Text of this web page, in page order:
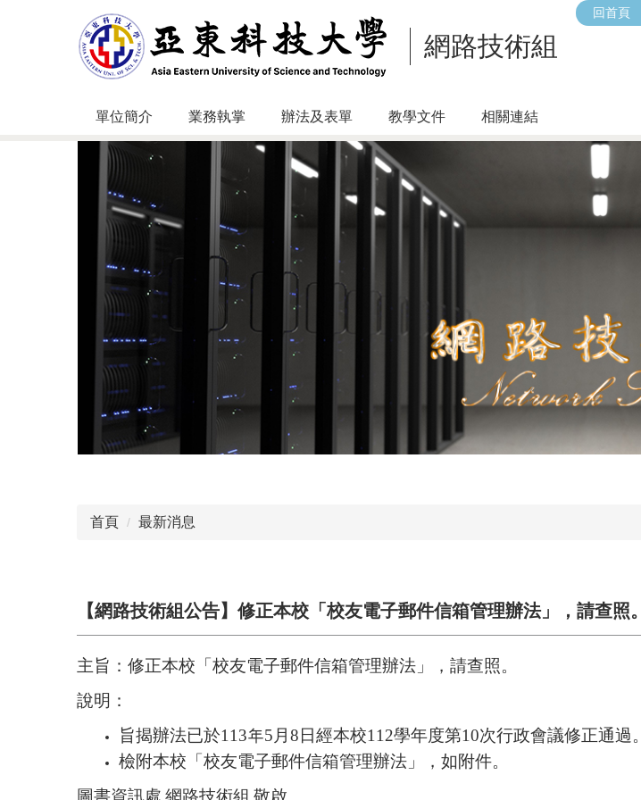
網路技術組
回首頁
單位簡介 業務執掌 辦法及表單 教學文件 相關連結
首頁 最新消息
【網路技術組公告】修正本校「校友電子郵件信箱管理辦法」，請查照。
主旨：修正本校「校友電子郵件信箱管理辦法」，請查照。
說明：
旨揭辦法已於113年5 月 8 日經本校112學年度第10次行政會議修正通過。
檢附本校「校友電子郵件信箱管理辦法」，如附件。
圖書資訊處 網路技術組 敬啟